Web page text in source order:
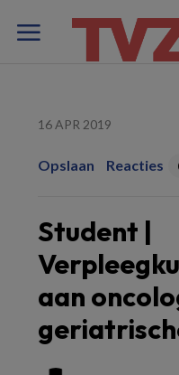
16 APR 2019
Opslaan Reacties
Student |
aan